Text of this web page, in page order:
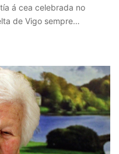
á cea celebrada no
de Vigo sempre…